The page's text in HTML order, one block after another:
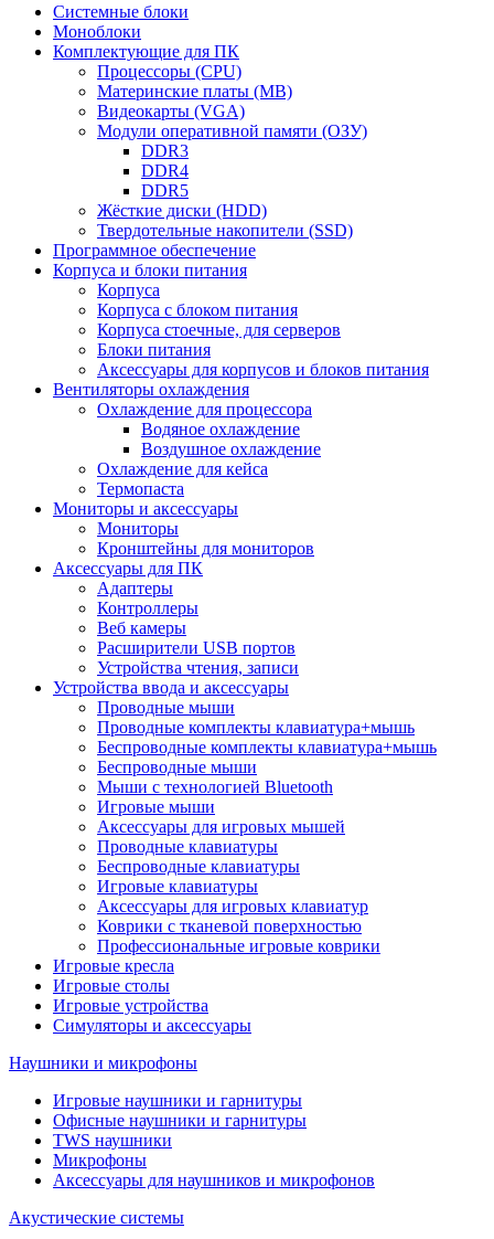
Системные блоки
Моноблоки
Комплектующие для ПК
Процессоры (CPU)
Материнские платы (MB)
Видеокарты (VGA)
Модули оперативной памяти (ОЗУ)
DDR3
DDR4
DDR5
Жёсткие диски (HDD)
Твердотельные накопители (SSD)
Программное обеспечение
Корпуса и блоки питания
Корпуса
Корпуса с блоком питания
Корпуса стоечные, для серверов
Блоки питания
Аксессуары для корпусов и блоков питания
Вентиляторы охлаждения
Охлаждение для процессора
Водяное охлаждение
Воздушное охлаждение
Охлаждение для кейса
Термопаста
Мониторы и аксессуары
Мониторы
Кронштейны для мониторов
Аксессуары для ПК
Адаптеры
Контроллеры
Веб камеры
Расширители USB портов
Устройства чтения, записи
Устройства ввода и аксессуары
Проводные мыши
Проводные комплекты клавиатура+мышь
Беспроводные комплекты клавиатура+мышь
Беспроводные мыши
Мыши с технологией Bluetooth
Игровые мыши
Аксессуары для игровых мышей
Проводные клавиатуры
Беспроводные клавиатуры
Игровые клавиатуры
Аксессуары для игровых клавиатур
Коврики с тканевой поверхностью
Профессиональные игровые коврики
Игровые кресла
Игровые столы
Игровые устройства
Симуляторы и аксессуары
Наушники и микрофоны
Игровые наушники и гарнитуры
Офисные наушники и гарнитуры
TWS наушники
Микрофоны
Аксессуары для наушников и микрофонов
Акустические системы